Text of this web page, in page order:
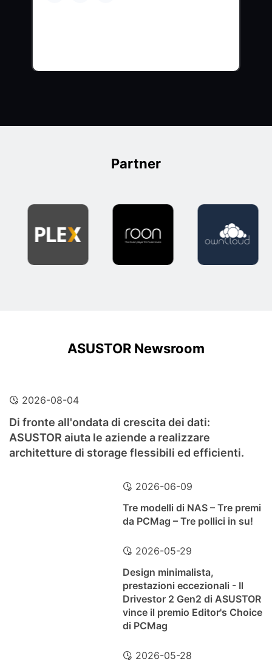
Partner
ASUSTOR Newsroom
2026-08-04
Di fronte all'ondata di crescita dei dati:
ASUSTOR aiuta le aziende a realizzare
architetture di storage flessibili ed efficienti.
2026-06-09
Tre modelli di NAS – Tre premi
da PCMag – Tre pollici in su!
2026-05-29
Design minimalista,
prestazioni eccezionali - Il
Drivestor 2 Gen2 di ASUSTOR
vince il premio Editor's Choice
di PCMag
2026-05-28